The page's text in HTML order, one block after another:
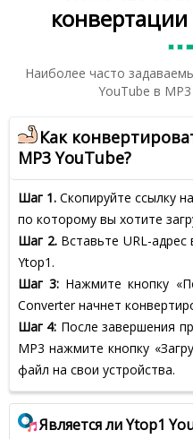
Наиболее часто
YouTube в
Как
MP3 YouTube?
Шаг 1. Скопируйте ссылку
по которому вы хотите
Шаг 2.Вставьте URL-адрес
Ytop1.
Шаг 3: Нажмите кнопку
Converter начнет
Шаг 4: После завершения
MP3 нажмите кнопку
файл на свои устройства.
Является ли Ytop1